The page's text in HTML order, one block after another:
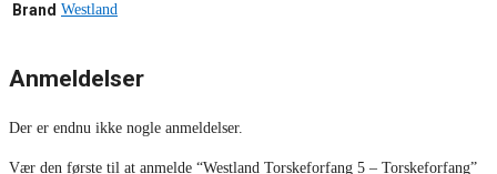
Brand Westland
Anmeldelser
Der er endnu ikke nogle anmeldelser.
Vær den første til at anmelde “Westland Torskeforfang 5 – Torskeforfang”